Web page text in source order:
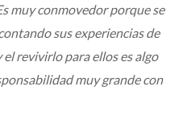
muy conmovedor porque se
sus experiencias de
revivirlo para ellos es algo
muy grande con